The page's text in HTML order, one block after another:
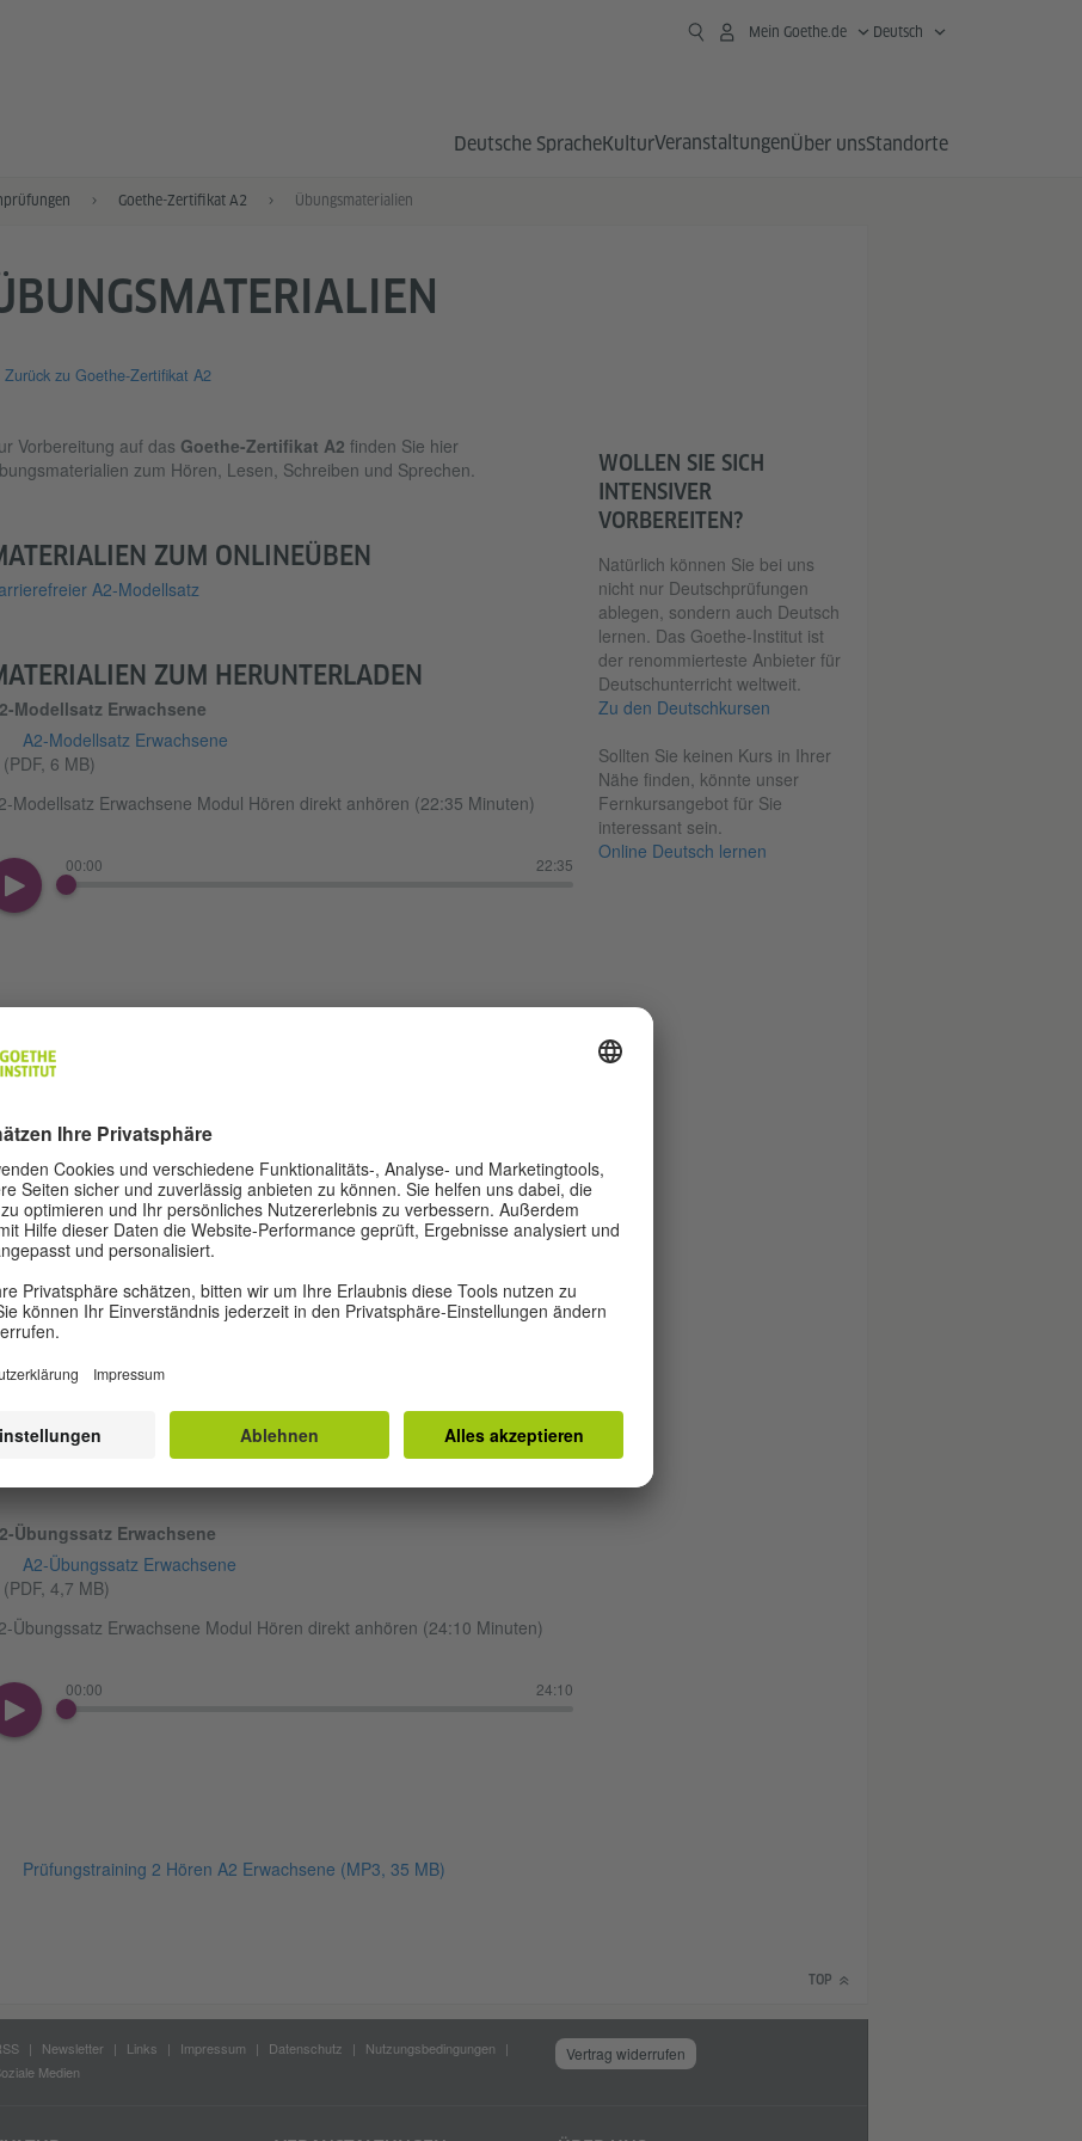
Mein Goethe.de Deutsch
Deutsche SpracheKulturVeranstaltungenÜber unsStandorte
Goethe-Zertifikat A2 Übungsmaterialien
Zurück zu Goethe-Zertifikat A2
Vorbereitung auf das Goethe-Zertifikat A2 finden Sie hier
zum Hören, Lesen, Schreiben und Sprechen.
ZUM ONLINEÜBEN
A2-Modellsatz
ZUM HERUNTERLADEN
Modellsatz Erwachsene
A2-Modellsatz Erwachsene
(PDF, 6 MB)
Modellsatz Erwachsene Modul Hören direkt anhören (22:35 Minuten)
00:00 22:35
Prüfungstraining 1 Hören A2 Erwachsene
00:01
© Goethe-Institut
Übungssatz Erwachsene
A2-Übungssatz Erwachsene
(PDF, 4,7 MB)
Übungssatz Erwachsene Modul Hören direkt anhören (24:10 Minuten)
00:00 24:10
Prüfungstraining 2 Hören A2 Erwachsene (MP3, 35 MB)
WOLLEN SIE SICH
INTENSIVER
VORBEREITEN?
Natürlich können Sie bei uns
nicht nur Deutschprüfungen
ablegen, sondern auch Deutsch
lernen. Das Goethe-Institut ist
der renommierteste Anbieter für
Deutschunterricht weltweit.
Zu den Deutschkursen
Sollten Sie keinen Kurs in Ihrer
Nähe finden, könnte unser
Fernkursangebot für Sie
interessant sein.
Online Deutsch lernen
TOP
Newsletter Links Impressum Datenschutz
Nutzungsbedingungen
Medien
Vertrag widerrufen